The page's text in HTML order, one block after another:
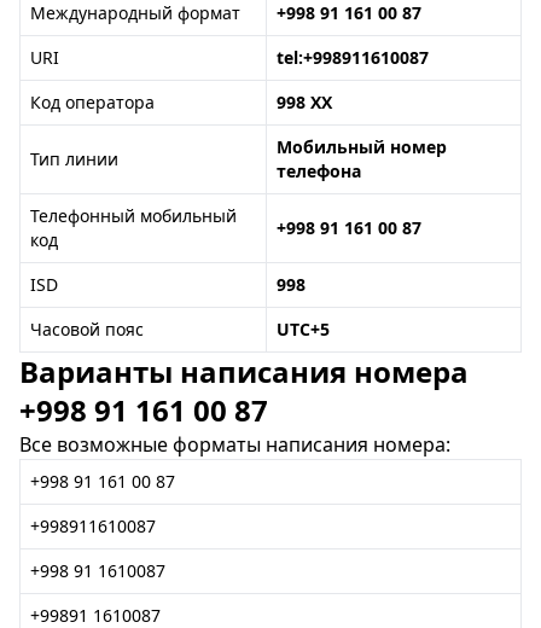
Международный формат
+998 91 161 00 87
URI
tel:+998911610087
Код оператора
998 XX
Тип линии
Мобильный номер
телефона
Телефонный мобильный
код
+998 91 161 00 87
ISD
998
Часовой пояс
UTC+5
Варианты написания номера
+998 91 161 00 87
Все возможные форматы написания номера:
+998 91 161 00 87
+998911610087
+998 91 1610087
+99891 1610087